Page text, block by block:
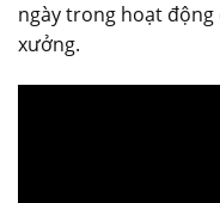
ngày trong hoạt động
xưởng.